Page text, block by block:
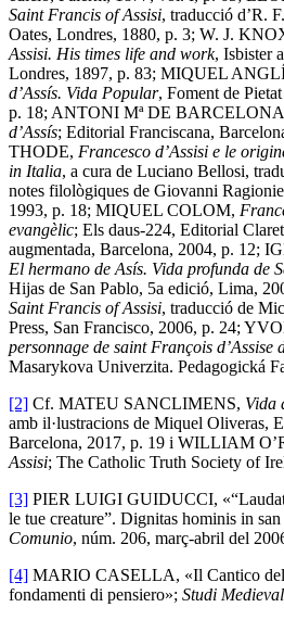
Saint Francis of Assisi, traducció d’R.
Oates, Londres, 1880, p. 3; W. J.
Assisi. His times life and work, Isbister
Londres, 1897, p. 83; MIQUEL
d’Assís. Vida Popular, Foment de
p. 18; ANTONI Mª DE
d’Assís; Editorial Franciscana,
THODE, Francesco d’Assisi e le
in Italia, a cura de Luciano Bellosi,
notes filològiques de Giovanni
1993, p. 18; MIQUEL COLOM,
evangèlic; Els daus-224, Editorial
augmentada, Barcelona, 2004, p. 12;
El hermano de Asís. Vida profunda de
Hijas de San Pablo, 5a edició, Lima,
Saint Francis of Assisi, traducció de
Press, San Francisco, 2006, p. 24;
personnage de saint François
Masarykova Univerzita. Pedagogická
[2] Cf. MATEU SANCLIMENS, Vida
amb il·lustracions de Miquel Oliveras,
Barcelona, 2017, p. 19 i WILLIAM
Assisi; The Catholic Truth Society of
[3] PIER LUIGI GUIDUCCI,
le tue creature”. Dignitas hominis in
Comunio, núm. 206, març-abril del
[4] MARIO CASELLA, «Il Cantico
fondamenti di pensiero»; Studi